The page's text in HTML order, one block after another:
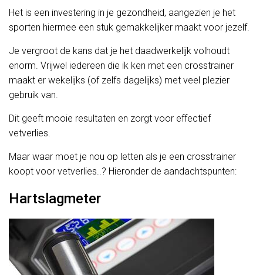
Het is een investering in je gezondheid, aangezien je het
sporten hiermee een stuk gemakkelijker maakt voor jezelf.
Je vergroot de kans dat je het daadwerkelijk volhoudt
enorm. Vrijwel iedereen die ik ken met een crosstrainer
maakt er wekelijks (of zelfs dagelijks) met veel plezier
gebruik van.
Dit geeft mooie resultaten en zorgt voor effectief
vetverlies.
Maar waar moet je nou op letten als je een crosstrainer
koopt voor vetverlies..? Hieronder de aandachtspunten:
Hartslagmeter